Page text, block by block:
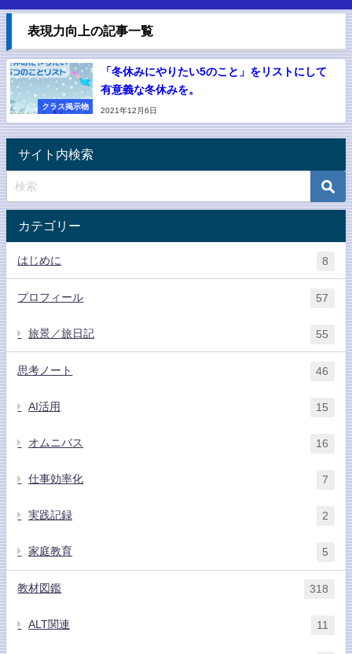
表現力向上の記事一覧
クラス掲示物
「冬休みにやりたい5のこと」をリストにして
有意義な冬休みを。
2021年12月6日
サイト内検索
カテゴリー
はじめに 8
プロフィール 57
旅景／旅日記 55
思考ノート 46
AI活用 15
オムニバス 16
仕事効率化 7
実践記録 2
家庭教育 5
教材図鑑 318
ALT関連 11